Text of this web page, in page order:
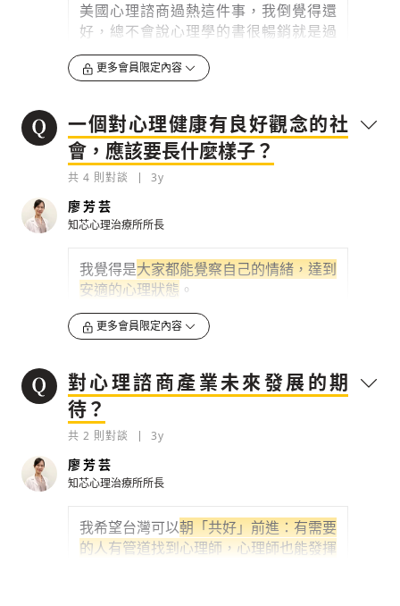
看這件創傷事件是什麼？發生了什麼事？
你如何詮釋這件事在生命中的意義？你的
內在需求有什麼？當你回頭看時，可以給
自己什麼安撫？未來希望朝什麼方向前
能改變我們看待事情的想法，不一定是正
向的，但能調適成你能接受的想法，同時
提供疏通情緒的空間，可能你當時沒哭過
或你其實很憤怒，就能好好發洩。
所以在心理諮商室裡，心理師會...
檢舉留言
美國心理諮商過熱這件事，我倒覺得還
好，總不會說心理學的書很暢銷就是過
熱，只要大家覺得促進心理健康、更了解
自己，是一件自我提升的事，不會羞赧要
發展。
可以分幾個面向討論，首先是心理學發展
的起源，目前主流的心理學理論、實驗
學、行為科學都源自於西方哲學
方哲學的思考模式又不同，
邏輯思辨，接受個體化差異
說，西方重視個體意識、東方重視集體意
識，那心理困擾大多圍繞在個人議題上，
進診所的心理門檻高，這就是文化脈絡的
再來是美國的...
檢舉留言
更多會員限定內容
一個對心理健康有良好觀念的社
會，應該要長什麼樣子？
共 4 則對談 3y
廖芳芸
知芯心理治療所所長
我覺得是大家都能覺察自己的情緒，達到
安適的心理狀態 。
生活中一定有壓力，過去也會有創傷事
件，但重要的是大家能覺察跟辨識情緒，
自己的感受 ，接納的前提是 你不覺得生
氣、難過是丟臉的，憂慮、焦慮都是正常
的反應，
求 ，進而知道如何處理，讓你即便正經歷
不好的情緒狀態，還是能正常生活、還是
能感覺自在安適。
圍，甚至是...
更多會員限定內容
對心理諮商產業未來發展的期
待？
共 2 則對談 3y
廖芳芸
知芯心理治療所所長
我希望台灣可以朝「共好」前進：有需要
的人有管道找到心理師，心理師也能發揮